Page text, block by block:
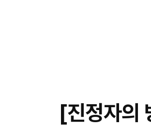
[진정자의